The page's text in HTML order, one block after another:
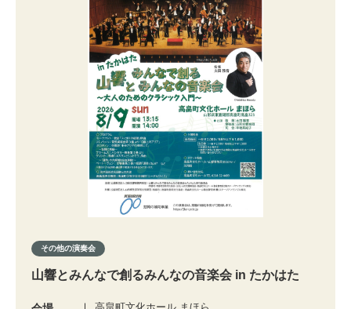
その他の演奏会
山響とみんなで創るみんなの音楽会 in たかはた